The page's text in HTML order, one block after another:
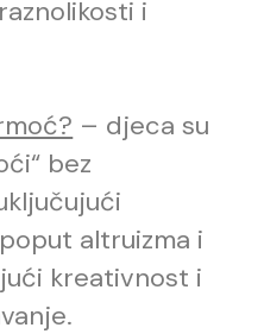
i
– djeca su
bez
altruizma i
kreativnost i